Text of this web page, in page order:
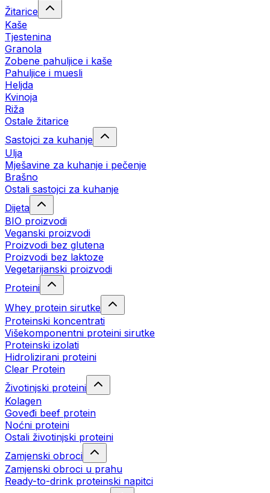
Žitarice
Kaše
Tjestenina
Granola
Zobene pahuljice i kaše
Pahuljice i muesli
Heljda
Kvinoja
Riža
Ostale žitarice
Sastojci za kuhanje
Ulja
Mješavine za kuhanje i pečenje
Brašno
Ostali sastojci za kuhanje
Dijeta
BIO proizvodi
Veganski proizvodi
Proizvodi bez glutena
Proizvodi bez laktoze
Vegetarijanski proizvodi
Proteini
Whey protein sirutke
Proteinski koncentrati
Višekomponentni proteini sirutke
Proteinski izolati
Hidrolizirani proteini
Clear Protein
Životinjski proteini
Kolagen
Goveđi beef protein
Noćni proteini
Ostali životinjski proteini
Zamjenski obroci
Zamjenski obroci u prahu
Ready-to-drink proteinski napitci